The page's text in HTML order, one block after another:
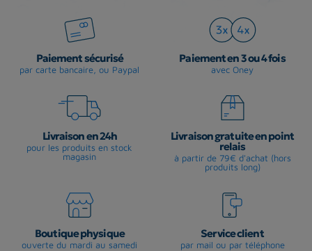
Paiement sécurisé
par carte bancaire, ou Paypal
Paiement en 3 ou 4 fois
avec Oney
Livraison en 24h
pour les produits en stock
magasin
Livraison gratuite en point
relais
à partir de 79€ d'achat (hors
produits long)
Boutique physique
ouverte du mardi au samedi
Service client
par mail ou par téléphone